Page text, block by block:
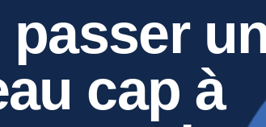
passer
cap à